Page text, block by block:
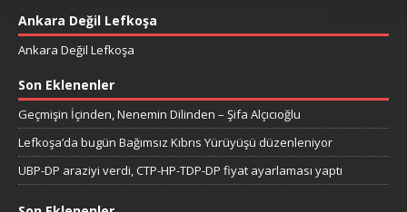
Ankara Değil Lefkoşa
Ankara Değil Lefkoşa
Son Eklenenler
Geçmişin İçinden, Nenemin Dilinden – Şifa Alçıcıoğlu
Lefkoşa’da bugün Bağımsız Kıbrıs Yürüyüşü düzenleniyor
UBP-DP araziyi verdi, CTP-HP-TDP-DP fiyat ayarlaması yaptı